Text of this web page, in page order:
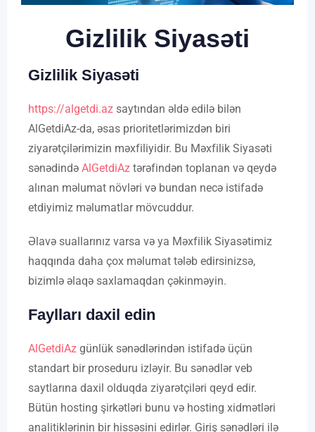
Gizlilik Siyasəti
Gizlilik Siyasəti
https://algetdi.az saytından əldə edilə bilən
AlGetdiAz-da, əsas prioritetlərimizdən biri
ziyarətçilərimizin məxfiliyidir. Bu Məxfilik Siyasəti
sənədində AlGetdiAz tərəfindən toplanan və qeydə
alınan məlumat növləri və bundan necə istifadə
etdiyimiz məlumatlar mövcuddur.
Əlavə suallarınız varsa və ya Məxfilik Siyasətimiz
haqqında daha çox məlumat tələb edirsinizsə,
bizimlə əlaqə saxlamaqdan çəkinməyin.
Faylları daxil edin
AlGetdiAz günlük sənədlərindən istifadə üçün
standart bir proseduru izləyir. Bu sənədlər veb
saytlarına daxil olduqda ziyarətçiləri qeyd edir.
Bütün hosting şirkətləri bunu və hosting xidmətləri
analitiklərinin bir hissəsini edirlər. Giriş sənədləri ilə